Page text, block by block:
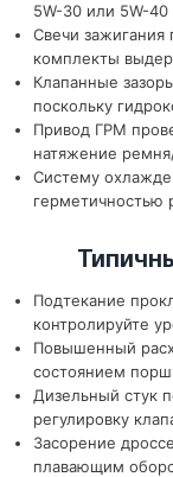
5W-30 или 5W-40
Свечи
комплекты
Клапанные
поскольку
Привод ГРМ
натяжение
Систему
герметичностью
Подтекание
контролируйте
Повышенный
состоянием
Дизельный стук
регулировку
Засорение
плавающим